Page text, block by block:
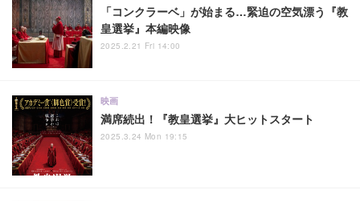
「コンクラーベ」が始まる…緊迫の空気漂う『教
皇選挙』本編映像
2025.2.21 Fri 14:00
満席続出！『教皇選挙』大ヒットスタート
映画
2025.3.24 Mon 19:15